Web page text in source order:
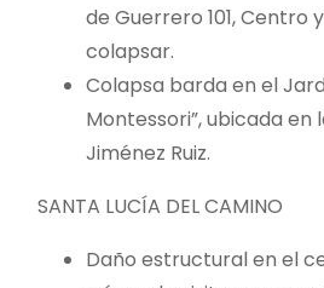
de Guerrero 101, Centro
colapsar.
Colapsa barda en el
Montessori”, ubicada en
Jiménez Ruiz.
SANTA LUCÍA DEL CAMINO
Daño estructural en el